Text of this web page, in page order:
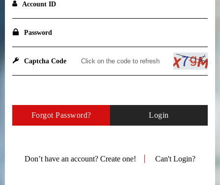
Account ID
Password
Captcha Code
Forgot Password? Login
Don’t have an account? Create one! Can't Login?